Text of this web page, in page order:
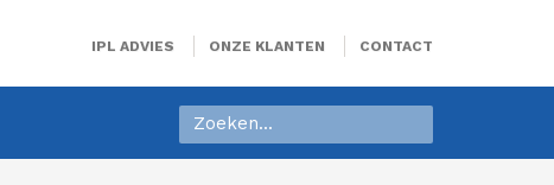
IPL ADVIES ONZE KLANTEN CONTACT